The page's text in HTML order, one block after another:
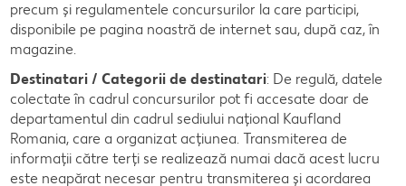
precum şi regulamentele concursurilor la care participi,
disponibile pe pagina noastră de internet sau, după caz, în
magazine.
Destinatari / Categorii de destinatari: De regulă, datele
colectate în cadrul concursurilor pot fi accesate doar de
departamentul din cadrul sediului național Kaufland
Romania, care a organizat acțiunea. Transmiterea de
informații către terți se realizează numai dacă acest lucru
este neapărat necesar pentru transmiterea și acordarea